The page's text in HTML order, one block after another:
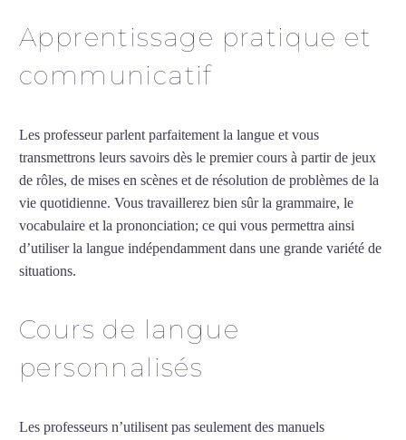
Apprentissage pratique et
communicatif
Les professeur parlent parfaitement la langue et vous
transmettrons leurs savoirs dès le premier cours à partir de jeux
de rôles, de mises en scènes et de résolution de problèmes de la
vie quotidienne. Vous travaillerez bien sûr la grammaire, le
vocabulaire et la prononciation; ce qui vous permettra ainsi
d’utiliser la langue indépendamment dans une grande variété de
situations.
Cours de langue
personnalisés
Les professeurs n’utilisent pas seulement des manuels